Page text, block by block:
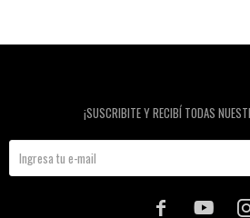
¡SUSCRIBITE Y RECIBÍ TODAS
 